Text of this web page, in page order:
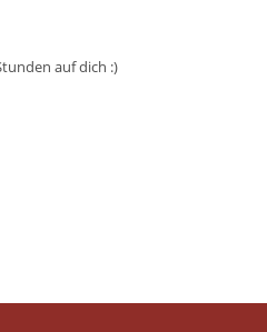
auf dich :)